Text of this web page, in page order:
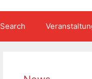
Search